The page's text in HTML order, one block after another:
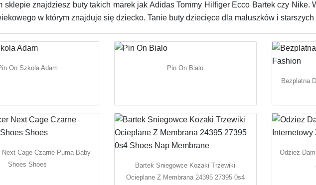
sklepie znajdziesz buty takich marek jak Adidas Tommy Hilfiger Ecco Bartek czy Nike.
w którym znajduje się dziecko. Tanie buty dziecięce dla maluszków i starszych
On Szkola Adam
Pin On Bialo
Bezplatna
Next Cage Czarne Puma Baby
Shoes Shoes
Bartek Sniegowce Kozaki Trzewiki
Ocieplane Z Membrana 24395 27395 0s4
Odziez